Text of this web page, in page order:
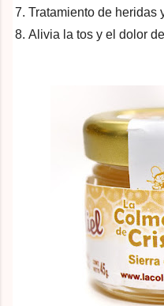
Tratamiento de heridas
Alivia la tos y el dolor